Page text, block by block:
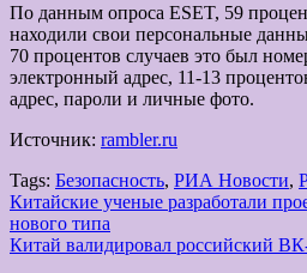
По данным опроса ESET, 59
находили свои персональные
70 процентов случаев это был
электронный адрес, 11-13
адрес, пароли и личные фото.
Источник: rambler.ru
Tags: Безопасность, РИА Новости,
Навигация
по
Китайские ученые разработали
нового типа
Китай валидировал российский